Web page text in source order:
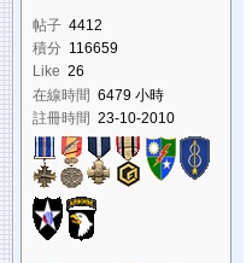
帖子 4412
積分 116659
Like 26
在線時間 6479 小時
註冊時間 23-10-2010